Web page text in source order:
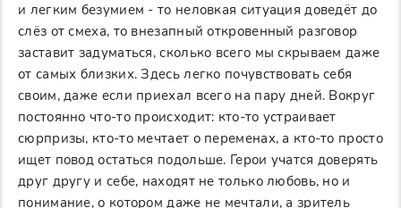
и легким безумием - то неловкая ситуация доведёт до
слёз от смеха, то внезапный откровенный разговор
заставит задуматься, сколько всего мы скрываем даже
от самых близких. Здесь легко почувствовать себя
своим, даже если приехал всего на пару дней. Вокруг
постоянно что-то происходит: кто-то устраивает
сюрпризы, кто-то мечтает о переменах, а кто-то просто
ищет повод остаться подольше. Герои учатся доверять
друг другу и себе, находят не только любовь, но и
понимание, о котором даже не мечтали, а зритель